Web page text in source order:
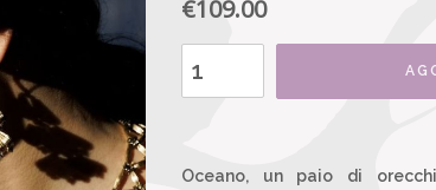
€109.00
Oceano, un paio di